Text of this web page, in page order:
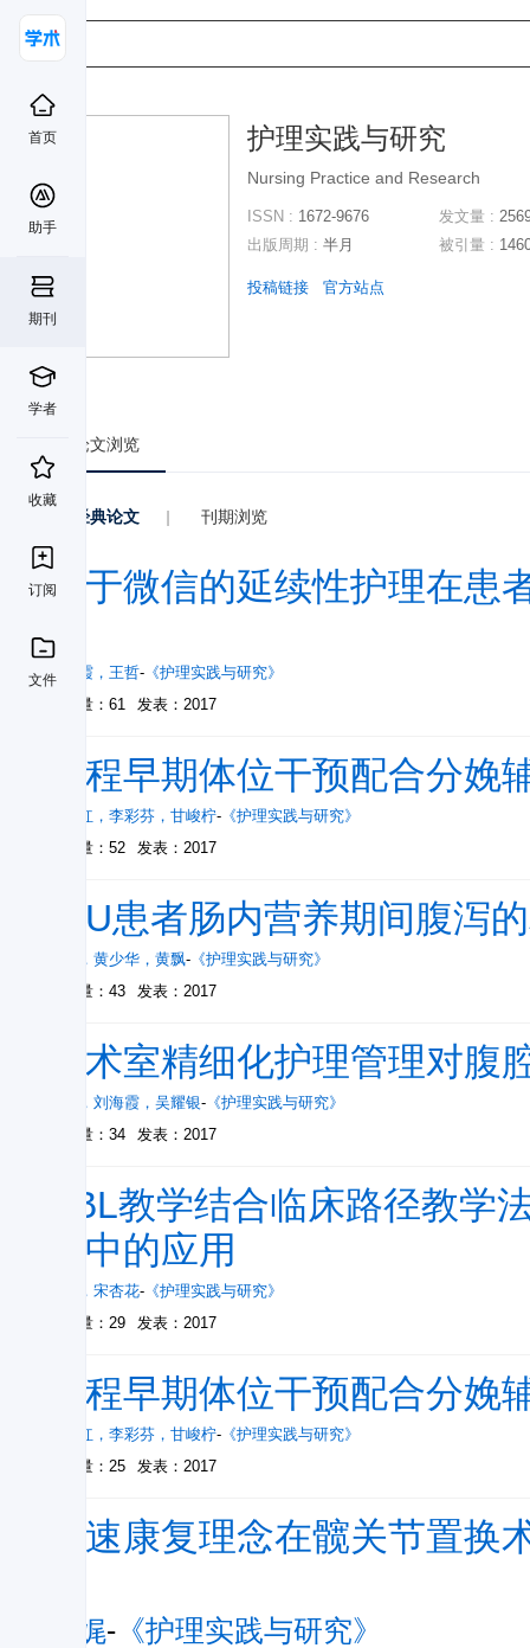
首页
助手
期刊
学者
收藏
订阅
文件
护理实践与研究
Nursing Practice and Research
ISSN : 1672-9676
出版周期 : 半月
发文量 :
被引量 :
投稿链接 官方站点
论文浏览
经典论文 | 刊期浏览
基于微信的延续性护理在患
用
赵焕霞 ， 王哲- 《护理实践与研究》
被引量：61
发表：2017
产程早期体位干预配合分娩
李彩红 ， 李彩芬 ， 甘峻柠- 《护理实践与研究》
被引量：52
发表：2017
ICU患者肠内营养期间腹泻
， 黄少华 ， 黄飘- 《护理实践与研究》
被引量：43
发表：2017
手术室精细化护理管理对腹
， 刘海霞 ， 吴耀银- 《护理实践与研究》
被引量：34
发表：2017
PBL教学结合临床路径教学
教中的应用
， 宋杏花- 《护理实践与研究》
被引量：29
发表：2017
产程早期体位干预配合分娩
李彩红 ， 李彩芬 ， 甘峻柠- 《护理实践与研究》
被引量：25
发表：2017
快速康复理念在髋关节置
丁娓- 《护理实践与研究》